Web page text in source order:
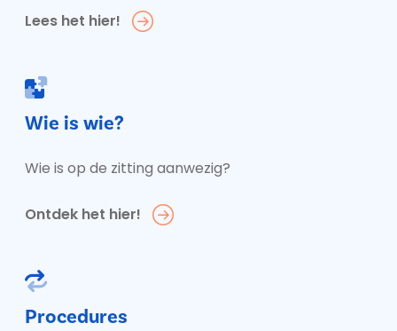
Lees het hier!
Wie is wie?
Wie is op de zitting aanwezig?
Ontdek het hier!
Procedures